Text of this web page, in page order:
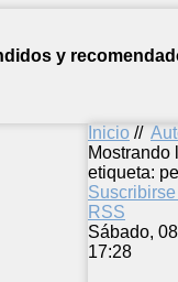
y
Inicio //
Mostrando
etiqueta:
Suscribirse
RSS
Sábado,
17:28